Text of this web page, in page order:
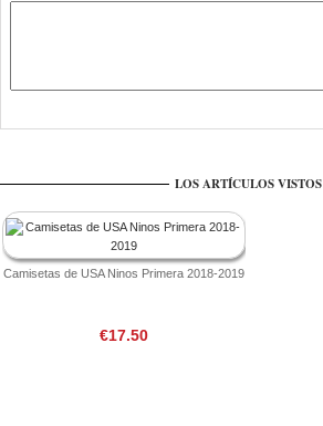
LOS ARTÍCULOS VISTOS
Camisetas de USA Ninos Primera 2018-2019
€17.50